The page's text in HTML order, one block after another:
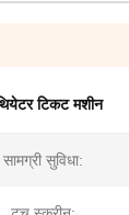
टिकट मशीन
सामग्री सुविधा: